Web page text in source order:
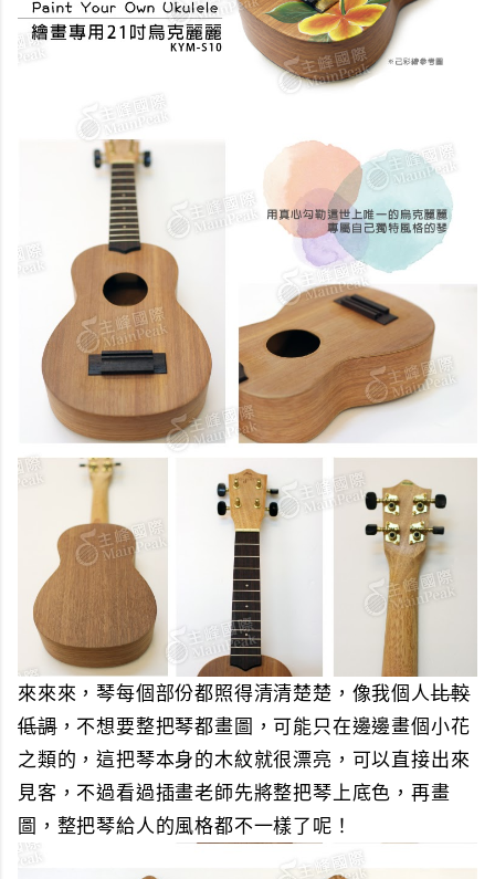
來來來，琴每個部份都照得清清楚楚，像我個人比較
低調，不想要整把琴都畫圖，可能只在邊邊畫個小花
之類的，這把琴本身的木紋就很漂亮，可以直接出來
見客，不過看過插畫老師先將整把琴上底色，再畫
圖，整把琴給人的風格都不一樣了呢！